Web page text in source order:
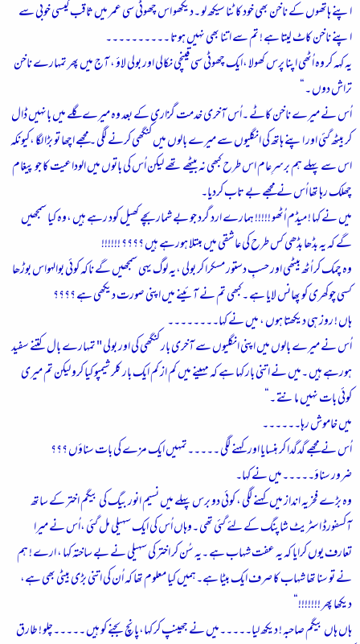
اپنے ہاتھوں کے ناخن بھی خود کاٹنا سیکھ لو ۔دیکھو اس چھوٹی سی عمر میں ثاقب کیسی خوبی سے
اپنے ناخن کاٹ لیتا ہے ! تم سے اتنا بھی نہیں ہوتا ۔۔۔۔۔۔۔۔۔۔
یہ کہہ کر وہ اُٹھی اپنا پرس کھولا ،ایک چھوٹی سی قینچی نکالی اور بولی لاؤ ، آج میں پھر تمہارے ناخن
تراش دوں ۔“
اُس نے میرے ناخن کاٹے ۔اُس آخری خدمت گزاری کے بعد وہ میرے گلے میں بانہیں ڈال
کر بیٹھ گئی اور اپنے ہاتھ کی انگلیوں سے میرے بالوں میں کنگھی کرنے لگی ۔مجھے اچھا تو بڑا لگا ،کیونکہ
اس سے پہلے ہم برسرِعام اس طرح کبھی نہ بیٹھے تھے لیکن اُس کی باتوں میں الوداعیت کا جو پیغام
چھلک رہا تھا اُس نے مجھے بے تاب کردیا۔
میں نے کہا ! میڈم اُٹھو !!!!! ہمارے ارد گرد جو بے شمار بچے کھیل کود رہے ہیں ،وہ کیا سمجھیں
گے کہ یہ بڈھا بڈھی کس طرح کی عاشقی میں مبتلا ہورہے ہیں ؟؟؟؟ !!!!!!
وہ چمک کر اُٹھ بیٹھی اور حسبِ دستور مسکرا کر بولی ،یہ لوگ یہی سمجھیں گے ناکہ کوئی بوالہواس بوڑھا
کسی چوکھری کو پھانس لایا ہے ۔کبھی تم نے آئینے میں اپنی صورت دیکھی ہے ؟؟؟؟
ہاں ! روز ہی دیکھتا ہوں ، میں نے کہا۔۔۔۔۔۔۔۔
اُس نے میرے بالوں میں اپنی انگلیوں سے آخری بار کنگھی کی اور بولی " تمہارے بال کتنے سفید
ہورہے ہیں ۔میں نے اتنی بار کہا ہے کہ مہینے میں کم از کم ایک بار کلر شیمپو کیا کرو لیکن تم میری
کوئی بات نہیں مانتے ۔“
میں خاموش رہا۔۔۔۔۔۔
اُس نے مجھے گدگدا کر ہنسایا اور کہنے لگی ۔۔۔۔۔تمہیں ایک مزے کی بات سناؤں ؟؟؟
ضرور سناؤ۔۔۔۔۔میں نے کہا۔
وہ بڑے فخریہ انداز میں کہنے لگی ، کوئی دو برس پہلے میں نسیم انور بیگ کی بیگم اختر کے ساتھ
آکسفورڈ اسٹریٹ شاپنگ کے لئے گئی تھی ۔وہاں اُس کی ایک سہیلی مل گئی ،اُس نے میرا
تعارف یوں کرایا کہ یہ عفت شہاب ہے ۔یہ سُن کر اختر کی سہیلی نے بے ساختہ کہا ، ارے ! ہم
نے تو سنا تھا شہاب کا صرف ایک بیٹا ہے۔ہمیں کیا معلوم تھا کہ اُن کی اتنی بڑی بیٹی بھی ہے،
دیکھا پھر !!!!!!!“
ہاں ہاں بیگم صاحبہ ! دیکھ لیا۔۔۔۔۔میں نے جھینپ کر کہا،پانچ بجنے کو ہیں ۔۔۔۔۔چلو ! طارق